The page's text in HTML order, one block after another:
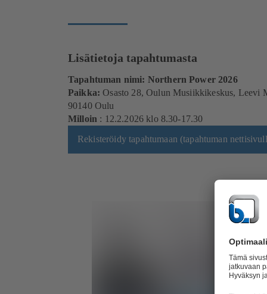
Lisätietoja tapahtumasta
Tapahtuman nimi: Northern Power 2026
Paikka:Osasto 28, Oulun Musiikkikeskus, Leevi
90140 Oulu
Milloin : 12.2.2026 klo 8.30-17.30
Rekisteröidy tapahtumaan (tapahtuman